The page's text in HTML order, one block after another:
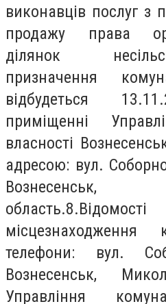
виконавців послуг з
продажу права
ділянок
призначення
відбудеться
приміщенні
власності
адресою: вул.
Вознесенськ,
місцезнаходження
телефони: вул.
Вознесенськ,
Управління